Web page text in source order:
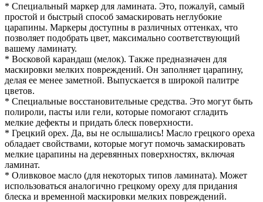
* Специальный маркер для ламината. Это, пожалуй, самый
простой и быстрый способ замаскировать неглубокие
царапины. Маркеры доступны в различных оттенках, что
позволяет подобрать цвет, максимально соответствующий
вашему ламинату.
* Восковой карандаш (мелок). Также предназначен для
маскировки мелких повреждений. Он заполняет царапину,
делая ее менее заметной. Выпускается в широкой палитре
цветов.
* Специальные восстановительные средства. Это могут быть
полироли, пасты или гели, которые помогают сгладить
мелкие дефекты и придать блеск поверхности.
* Грецкий орех. Да, вы не ослышались! Масло грецкого ореха
обладает свойствами, которые могут помочь замаскировать
мелкие царапины на деревянных поверхностях, включая
ламинат.
* Оливковое масло (для некоторых типов ламината). Может
использоваться аналогично грецкому ореху для придания
блеска и временной маскировки мелких повреждений.